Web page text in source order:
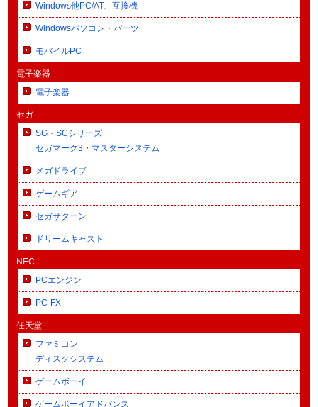
Windows他PC/AT、互換機
Windowsパソコン・パーツ
モバイルPC
電子楽器
電子楽器
セガ
SG・SCシリーズ
セガマーク3・マスターシステム
メガドライブ
ゲームギア
セガサターン
ドリームキャスト
NEC
PCエンジン
PC-FX
任天堂
ファミコン
ディスクシステム
ゲームボーイ
ゲームボーイアドバンス